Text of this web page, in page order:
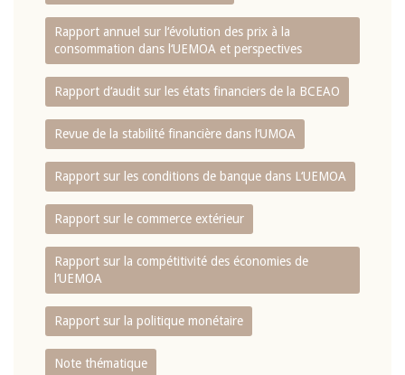
Rapport annuel sur l‘évolution des prix à la
consommation dans l‘UEMOA et perspectives
Rapport d‘audit sur les états financiers de la BCEAO
Revue de la stabilité financière dans l‘UMOA
Rapport sur les conditions de banque dans L‘UEMOA
Rapport sur le commerce extérieur
Rapport sur la compétitivité des économies de
l‘UEMOA
Rapport sur la politique monétaire
Note thématique